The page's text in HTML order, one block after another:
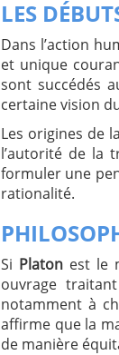
LES
Dans l’action
et unique
sont succédés
certaine vision
Les origines de
l’autorité de la
formuler une
rationalité.
Si Platonest le
ouvrage
notamment à
affirme que la
de manière